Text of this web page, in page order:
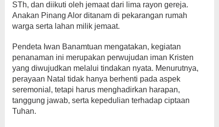
STh, dan diikuti oleh jemaat dari lima rayon gereja.
Anakan Pinang Alor ditanam di pekarangan rumah
warga serta lahan milik jemaat.
Pendeta Iwan Banamtuan mengatakan, kegiatan
penanaman ini merupakan perwujudan iman Kristen
yang diwujudkan melalui tindakan nyata. Menurutnya,
perayaan Natal tidak hanya berhenti pada aspek
seremonial, tetapi harus menghadirkan harapan,
tanggung jawab, serta kepedulian terhadap ciptaan
Tuhan.